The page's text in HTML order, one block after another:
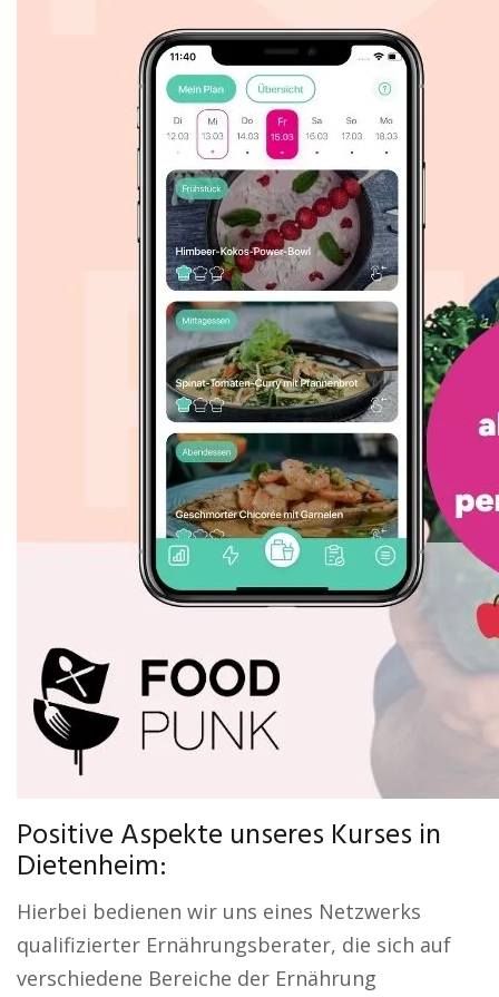
Positive Aspekte unseres Kurses in
Dietenheim:
Hierbei bedienen wir uns eines Netzwerks
qualifizierter Ernährungsberater, die sich auf
verschiedene Bereiche der Ernährung